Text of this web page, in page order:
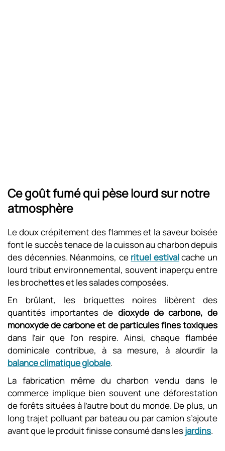
Ce goût fumé qui pèse lourd sur notre
atmosphère
Le doux crépitement des flammes et la saveur boisée
font le succès tenace de la cuisson au charbon depuis
des décennies. Néanmoins, ce rituel estivalcache un
lourd tribut environnemental, souvent inaperçu entre
les brochettes et les salades composées.
En brûlant, les briquettes noires libèrent des
quantités importantes de dioxyde de carbone, de
monoxyde de carbone et de particules fines toxiques
dans l’air que l’on respire. Ainsi, chaque flambée
dominicale contribue, à sa mesure, à alourdir la
balance climatique globale.
La fabrication même du charbon vendu dans le
commerce implique bien souvent une déforestation
de forêts situées à l’autre bout du monde. De plus, un
long trajet polluant par bateau ou par camion s’ajoute
avant que le produit finisse consumé dans lesjardins.